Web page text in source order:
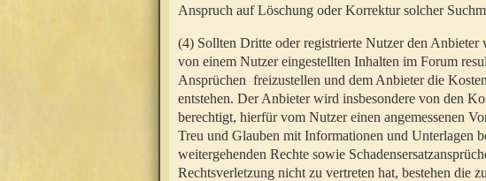
Anspruch auf Löschung oder Korrektur solcher
(4) Sollten Dritte oder registrierte Nutzer den Anbieter
von einem Nutzer eingestellten Inhalten im Forum
Ansprüchen freizustellen und dem Anbieter die
entstehen. Der Anbieter wird insbesondere von den
berechtigt, hierfür vom Nutzer einen angemessenen
Treu und Glauben mit Informationen und Unterlagen
weitergehenden Rechte sowie
Rechtsverletzung nicht zu vertreten hat, bestehen die